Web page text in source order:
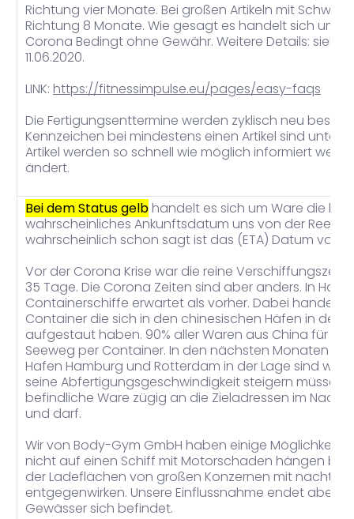
Richtung vier Monate. Bei großen Artikeln mit
Richtung 8 Monate. Wie gesagt es handelt sich um
Corona Bedingt ohne Gewähr. Weitere Details: siehe
11.06.2020.
LINK: https://fitnessimpulse.eu/pages/easy-faqs
Die Fertigungsenttermine werden zyklisch neu
Kennzeichen bei mindestens einen Artikel sind unter
Artikel werden so schnell wie möglich informiert
ändert.
Bei dem Status gelb handelt es sich um Ware die
wahrscheinliches Ankunftsdatum uns von der
wahrscheinlich schon sagt ist das (ETA) Datum von
Vor der Corona Krise war die reine Verschiffungszeit
35 Tage. Die Corona Zeiten sind aber anders. In
Containerschiffe erwartet als vorher. Dabei handelt
Container die sich in den chinesischen Häfen in den
aufgestaut haben. 90% aller Waren aus China für
Seeweg per Container. In den nächsten Monaten
Hafen Hamburg und Rotterdam in der Lage sind
seine Abfertigungsgeschwindigkeit steigern
befindliche Ware zügig an die Zieladressen im
und darf.
Wir von Body-Gym GmbH haben einige
nicht auf einen Schiff mit Motorschaden hängen
der Ladeflächen von großen Konzernen mit
entgegenwirken. Unsere Einflussnahme endet aber
Gewässer sich befindet.